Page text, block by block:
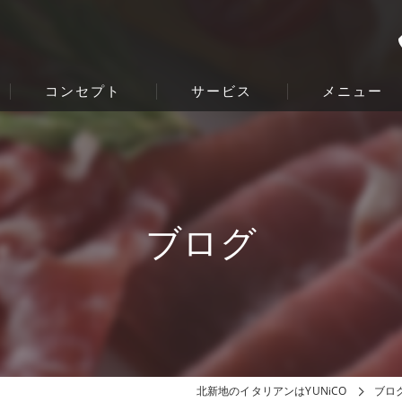
コンセプト サービス メニュー
ブログ
北新地のイタリアンはYUNiCO ブロ